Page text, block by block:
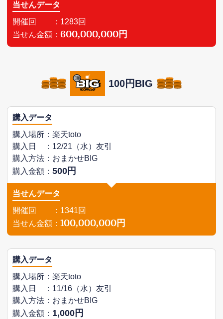
当せんデータ
開催回 ：1283回
当せん金額： 600,000,000円
100円BIG
購入データ
購入場所：楽天toto
購入日 ：12/21（水）友引
購入方法：おまかせBIG
購入金額： 500円
当せんデータ
開催回 ：1341回
当せん金額： 100,000,000円
購入データ
購入場所：楽天toto
購入日 ：11/16（水）友引
購入方法：おまかせBIG
購入金額： 1,000円